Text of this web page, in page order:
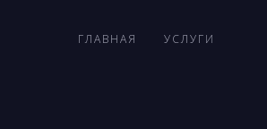
ГЛАВНАЯ УСЛУГИ